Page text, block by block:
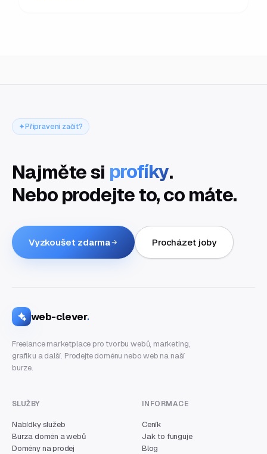
Připraveni začít?
Najměte si profíky.
Nebo prodejte to, co máte.
Vyzkoušet zdarma Procházet joby
web-clever.
Freelance marketplace pro tvorbu webů, marketing,
grafiku a další. Prodejte doménu nebo web na naší
burze.
SLUŽBY
Nabídky služeb
Burza domén a webů
Domény na prodej
INFORMACE
Ceník
Jak to funguje
Blog